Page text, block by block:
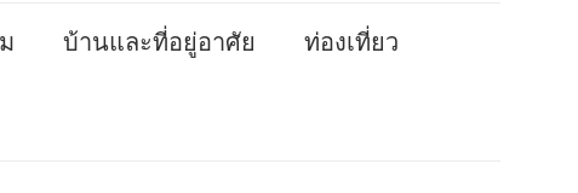
บ้านและที่อยู่อาศัย ท่องเที่ยว